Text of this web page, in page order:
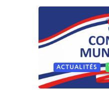
ACTUALITÉS